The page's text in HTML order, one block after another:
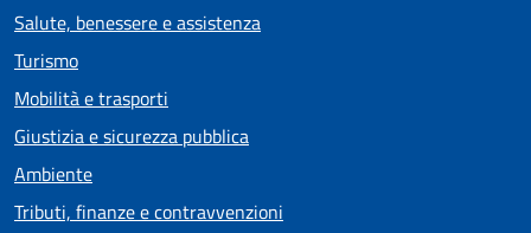
Salute, benessere e assistenza
Turismo
Mobilità e trasporti
Giustizia e sicurezza pubblica
Ambiente
Tributi, finanze e contravvenzioni